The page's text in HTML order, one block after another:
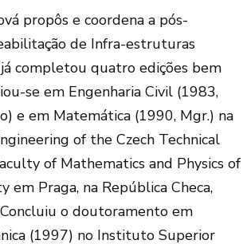
propôs e coordena a pós-
de Infra-estruturas
completou quatro edições bem
se em Engenharia Civil (1983,
e em Matemática (1990, Mgr.) na
of the Czech Technical
of Mathematics and Physics of
em Praga, na República Checa,
o doutoramento em
(1997) no Instituto Superior